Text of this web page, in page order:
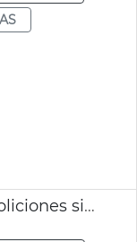
Adjudicación contrata demoliciones situaciones ruina inminente València